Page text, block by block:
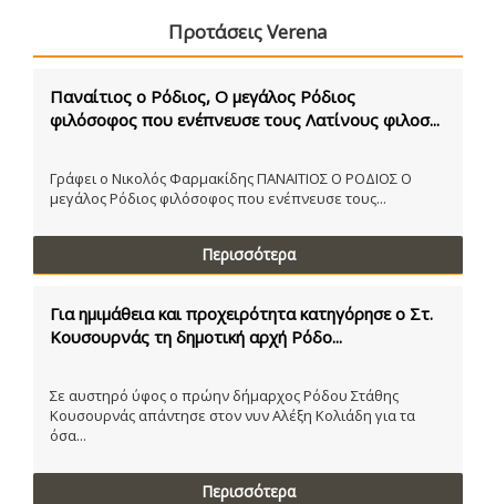
Προτάσεις Verena
Παναίτιος ο Ρόδιος, Ο μεγάλος Ρόδιος
φιλόσοφος που ενέπνευσε τους Λατίνους φιλοσ...
Γράφει ο Νικολός Φαρμακίδης ΠΑΝΑΙΤΙΟΣ Ο ΡΟΔΙΟΣ Ο
μεγάλος Ρόδιος φιλόσοφος που ενέπνευσε τους...
Περισσότερα
Για ημιμάθεια και προχειρότητα κατηγόρησε ο Στ.
Κουσουρνάς τη δημοτική αρχή Ρόδο...
Σε αυστηρό ύφος ο πρώην δήμαρχος Ρόδου Στάθης
Κουσουρνάς απάντησε στον νυν Αλέξη Κολιάδη για τα
όσα...
Περισσότερα